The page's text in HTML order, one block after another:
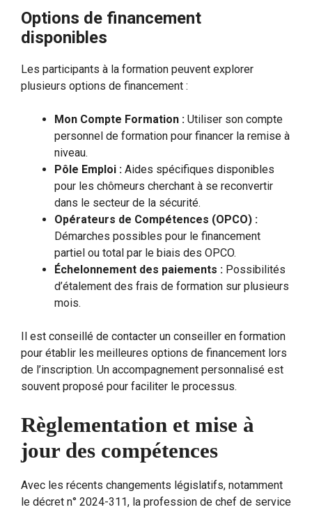
Options de financement
disponibles
Les participants à la formation peuvent explorer
plusieurs options de financement :
Mon Compte Formation : Utiliser son compte
personnel de formation pour financer la remise à
niveau.
Pôle Emploi : Aides spécifiques disponibles
pour les chômeurs cherchant à se reconvertir
dans le secteur de la sécurité.
Opérateurs de Compétences (OPCO) :
Démarches possibles pour le financement
partiel ou total par le biais des OPCO.
Échelonnement des paiements : Possibilités
d’étalement des frais de formation sur plusieurs
mois.
Il est conseillé de contacter un conseiller en formation
pour établir les meilleures options de financement lors
de l’inscription. Un accompagnement personnalisé est
souvent proposé pour faciliter le processus.
Règlementation et mise à
jour des compétences
Avec les récents changements législatifs, notamment
le décret n° 2024-311, la profession de chef de service